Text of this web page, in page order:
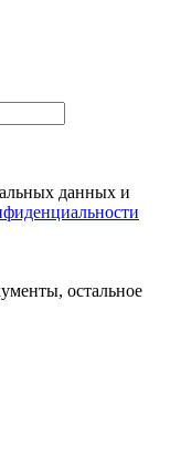
данных и
остальное